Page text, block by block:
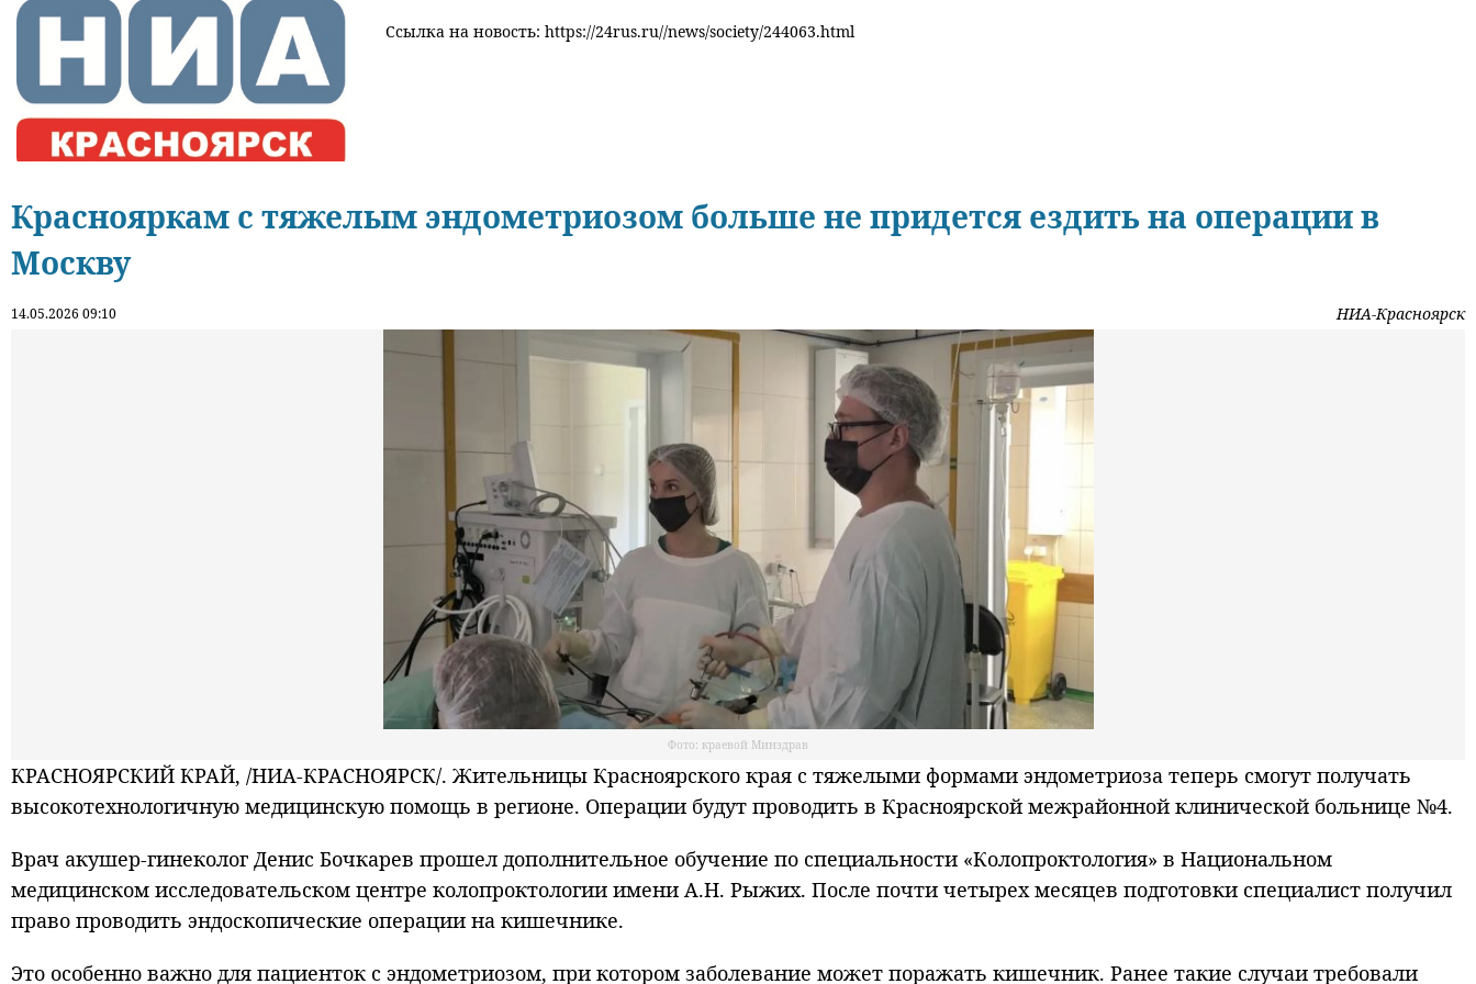
Ссылка на новость: https://24rus.ru//news/society/244063.html
Краснояркам с тяжелым эндометриозом больше не придется ездить на операции в
Москву
14.05.2026 09:10 НИА-Красноярск
Фото: краевой Минздрав
КРАСНОЯРСКИЙ КРАЙ, /НИА-КРАСНОЯРСК/. Жительницы Красноярского края с тяжелыми формами эндометриоза теперь смогут получать
высокотехнологичную медицинскую помощь в регионе. Операции будут проводить в Красноярской межрайонной клинической больнице №4.
Врач акушер-гинеколог Денис Бочкарев прошел дополнительное обучение по специальности «Колопроктология» в Национальном
медицинском исследовательском центре колопроктологии имени А.Н. Рыжих. После почти четырех месяцев подготовки специалист получил
право проводить эндоскопические операции на кишечнике.
Это особенно важно для пациенток с эндометриозом, при котором заболевание может поражать кишечник. Ранее такие случаи требовали